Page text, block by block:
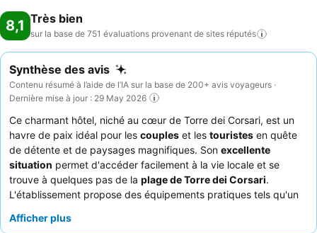
8,1 Très bien
sur la base de 751 évaluations provenant de sites réputés
Synthèse des avis
Contenu résumé à l’aide de l’IA sur la base de 200+ avis voyageurs ·
Dernière mise à jour : 29 May 2026
Ce charmant hôtel, niché au cœur de Torre dei Corsari, est un
havre de paix idéal pour les couples et les touristes en quête
de détente et de paysages magnifiques. Son excellente
situation permet d'accéder facilement à la vie locale et se
trouve à quelques pas de la plage de Torre dei Corsari.
L'établissement propose des équipements pratiques tels qu'un
améliorant ainsi l'expérience en chambre. Les clients louent
Afficher plus